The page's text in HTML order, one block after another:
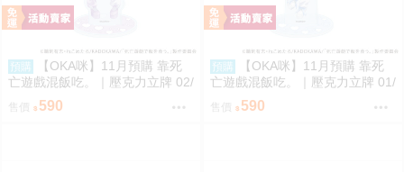
預購
【OKA咪】11月預購 靠死
亡遊戲混飯吃。｜壓克力立牌 02/
A(新繪插畫) (御城)
售價 590
預購
【OKA咪】11月預購 靠死
亡遊戲混飯吃。｜壓克力立牌 01/
A(新繪插畫) (幽鬼)
售價 590